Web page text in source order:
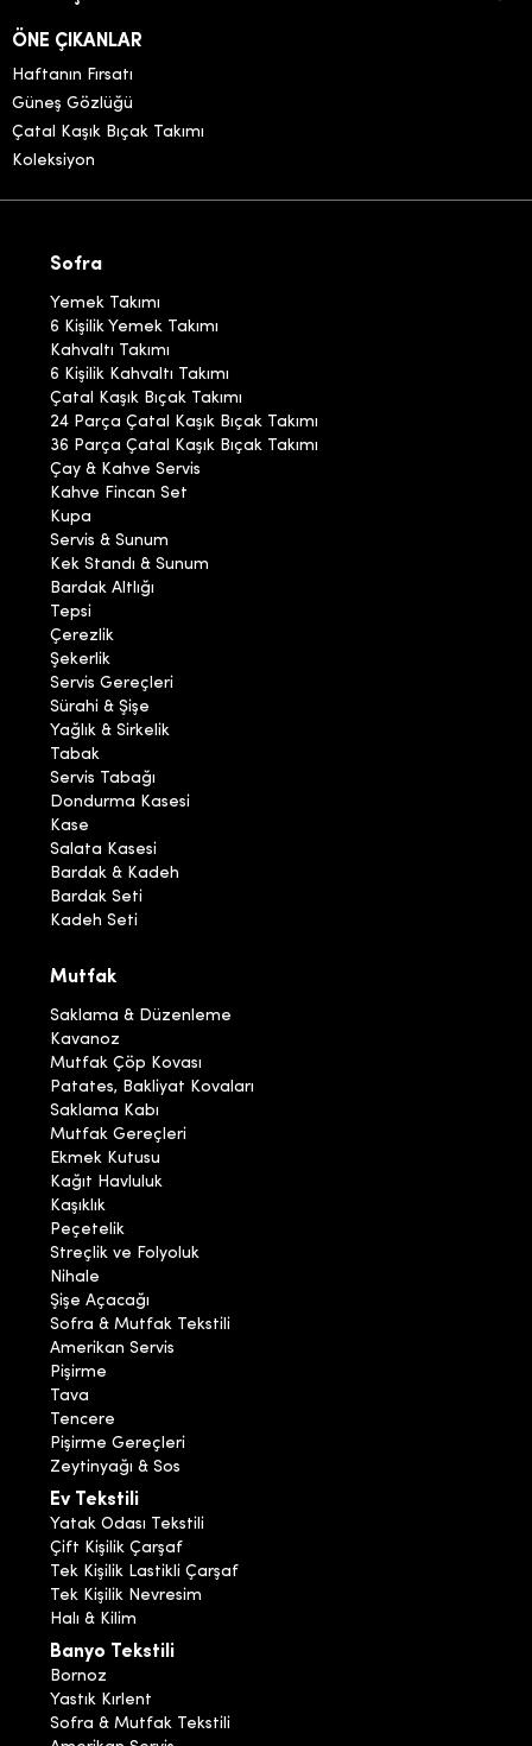
ÖNE ÇIKANLAR
Haftanın Fırsatı
Güneş Gözlüğü
Çatal Kaşık Bıçak Takımı
Koleksiyon
Sofra
Yemek Takımı
6 Kişilik Yemek Takımı
Kahvaltı Takımı
6 Kişilik Kahvaltı Takımı
Çatal Kaşık Bıçak Takımı
24 Parça Çatal Kaşık Bıçak Takımı
36 Parça Çatal Kaşık Bıçak Takımı
Çay & Kahve Servis
Kahve Fincan Set
Kupa
Servis & Sunum
Kek Standı & Sunum
Bardak Altlığı
Tepsi
Çerezlik
Şekerlik
Servis Gereçleri
Sürahi & Şişe
Yağlık & Sirkelik
Tabak
Servis Tabağı
Dondurma Kasesi
Kase
Salata Kasesi
Bardak & Kadeh
Bardak Seti
Kadeh Seti
Mutfak
Saklama & Düzenleme
Kavanoz
Mutfak Çöp Kovası
Patates, Bakliyat Kovaları
Saklama Kabı
Mutfak Gereçleri
Ekmek Kutusu
Kağıt Havluluk
Kaşıklık
Peçetelik
Streçlik ve Folyoluk
Nihale
Şişe Açacağı
Sofra & Mutfak Tekstili
Amerikan Servis
Pişirme
Tava
Tencere
Pişirme Gereçleri
Zeytinyağı & Sos
Ev Tekstili
Yatak Odası Tekstili
Çift Kişilik Çarşaf
Tek Kişilik Lastikli Çarşaf
Tek Kişilik Nevresim
Halı & Kilim
Banyo Tekstili
Bornoz
Yastık Kırlent
Sofra & Mutfak Tekstili